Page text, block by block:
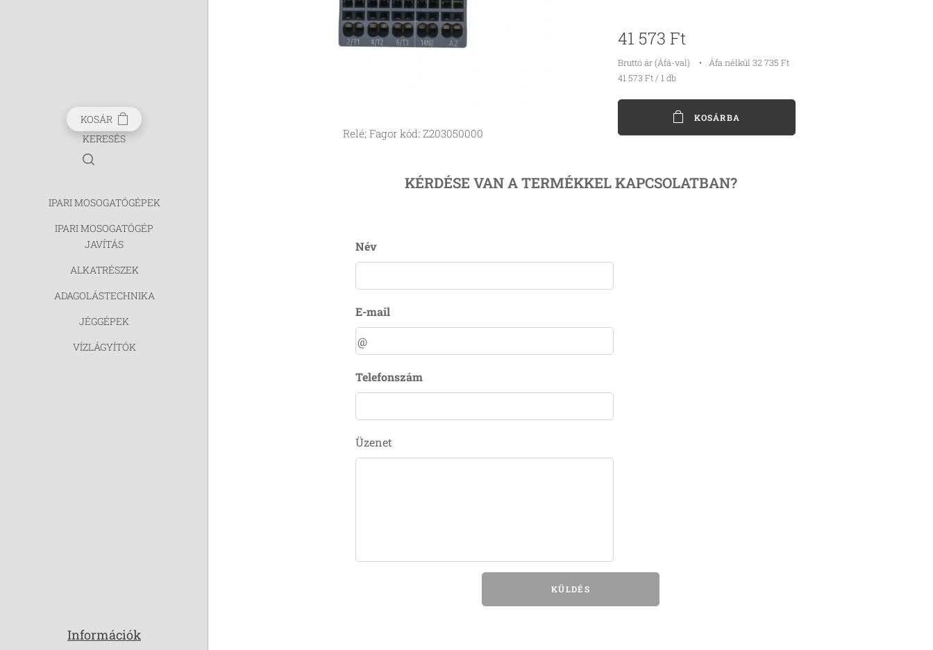
KOSÁR
KERESÉS
IPARI MOSOGATÓGÉPEK
IPARI MOSOGATÓGÉP
JAVÍTÁS
ALKATRÉSZEK
ADAGOLÁSTECHNIKA
JÉGGÉPEK
VÍZLÁGYÍTÓK
Relé; Fagor kód: Z203050000
41 573 Ft
Bruttó ár (Áfá-val)
Áfa nélkül 32 735 Ft
41 573 Ft / 1 db
KOSÁRBA
KÉRDÉSE VAN A TERMÉKKEL KAPCSOLATBAN?
Név
E-mail
Telefonszám
Üzenet
KÜLDÉS
Információk